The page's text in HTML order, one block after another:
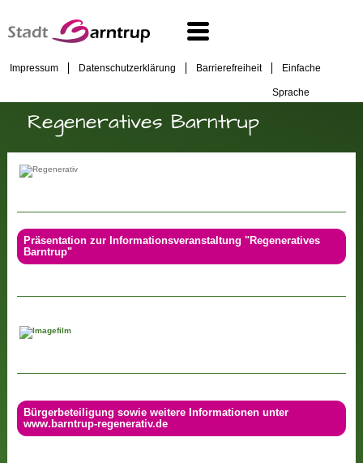
Impressum Datenschutzerklärung Barrierefreiheit Einfache
Sprache
Regeneratives Barntrup
Präsentation zur Informationsveranstaltung "Regeneratives
Barntrup"
Bürgerbeteiligung sowie weitere Informationen unter
www.barntrup-regenerativ.de